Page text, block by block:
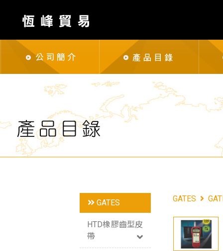
GATES
HTD橡膠齒型皮
帶
GATES